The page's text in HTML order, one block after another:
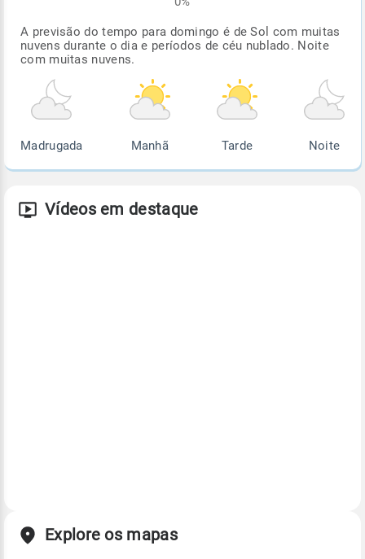
A previsão do tempo para domingo é de Sol com muitas
nuvens durante o dia e períodos de céu nublado. Noite
com muitas nuvens.
Madrugada Manhã Tarde Noite
Vídeos em destaque
Explore os mapas